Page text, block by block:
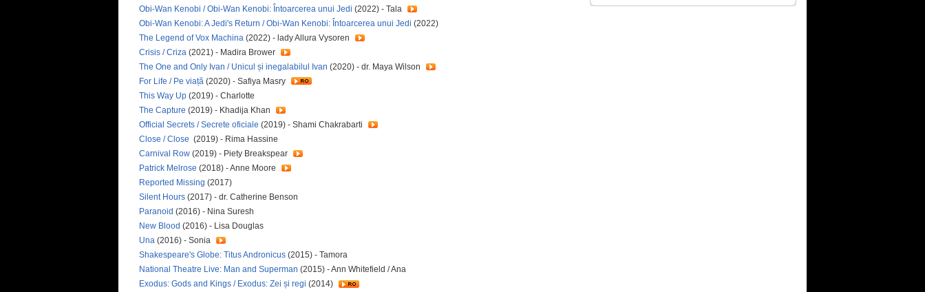
Obi-Wan Kenobi / Obi-Wan Kenobi: Întoarcerea unui Jedi (2022) - Tala
Obi-Wan Kenobi: A Jedi's Return / Obi-Wan Kenobi: Întoarcerea unui Jedi (2022)
The Legend of Vox Machina (2022) - lady Allura Vysoren
Crisis / Criza (2021) - Madira Brower
The One and Only Ivan / Unicul și inegalabilul Ivan (2020) - dr. Maya Wilson
For Life / Pe viață (2020) - Safiya Masry
This Way Up (2019) - Charlotte
The Capture (2019) - Khadija Khan
Official Secrets / Secrete oficiale (2019) - Shami Chakrabarti
Close / Close (2019) - Rima Hassine
Carnival Row (2019) - Piety Breakspear
Patrick Melrose (2018) - Anne Moore
Reported Missing (2017)
Silent Hours (2017) - dr. Catherine Benson
Paranoid (2016) - Nina Suresh
New Blood (2016) - Lisa Douglas
Una (2016) - Sonia
Shakespeare's Globe: Titus Andronicus (2015) - Tamora
National Theatre Live: Man and Superman (2015) - Ann Whitefield / Ana
Exodus: Gods and Kings / Exodus: Zei și regi (2014)